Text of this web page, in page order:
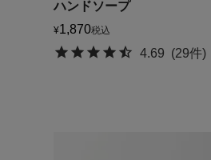
ハンドソープ
¥1,870税込
4.69 (29件)